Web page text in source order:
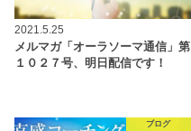
2021.5.25
メルマガ「オーラソーマ通信」第
１０２７号、明日配信です！
ブログ